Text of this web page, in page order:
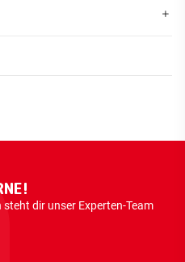
dir unser Experten-Team